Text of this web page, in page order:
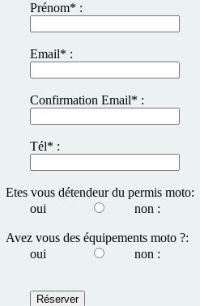
Prénom* :
Email* :
Confirmation Email* :
Tél* :
Etes vous détendeur du permis moto:
oui
non :
Avez vous des équipements moto ?:
oui
non :